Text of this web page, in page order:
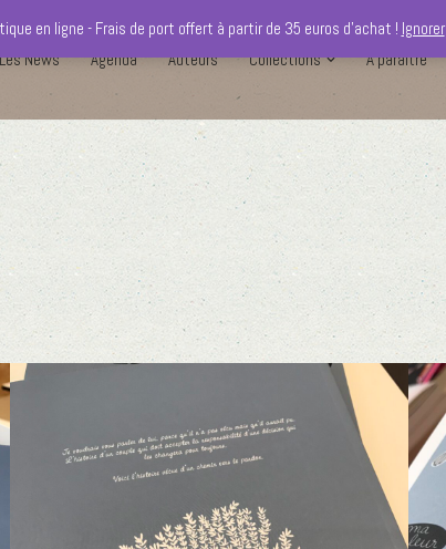
Les News Agenda Auteurs Collections A paraître
en ligne - Frais de port offert à partir de 35 euros d'achat ! Ignorer